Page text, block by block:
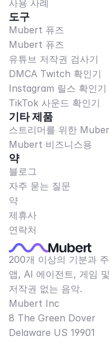
사용 사례
도구
Mubert 퓨즈
Mubert 퓨즈
유튜브 저작권 검사기
DMCA Twitch 확인기
Instagram 릴스 확인기
TikTok 사운드 확인기
기타 제품
스트리머를 위한
Mubert 비즈니스용
약
블로그
자주 묻는 질문
약
제휴사
연락처
200개 이상의 기분과
앱, AI 에이전트, 게임
저작권 없는 음악.
Mubert Inc
8 The Green Dover
Delaware US 19901​